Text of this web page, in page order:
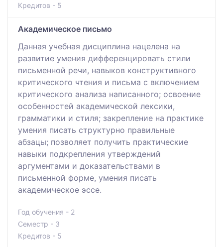
Кредитов - 5
Академическое письмо
Данная учебная дисциплина нацелена на
развитие умения дифференцировать стили
письменной речи, навыков конструктивного
критического чтения и письма с включением
критического анализа написанного; освоение
особенностей академической лексики,
грамматики и стиля; закрепление на практике
умения писать структурно правильные
абзацы; позволяет получить практические
навыки подкрепления утверждений
аргументами и доказательствами в
письменной форме, умения писать
академическое эссе.
Год обучения - 2
Семестр - 3
Кредитов - 5